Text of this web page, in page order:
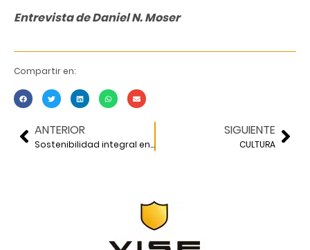
Entrevista de Daniel N. Moser
Compartir en:
ANTERIOR
Sostenibilidad integral en proyectos de infraestructura en América Latina
SIGUIENTE
CULTURA